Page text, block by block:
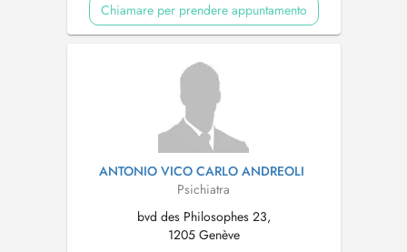
Chiamare per prendere appuntamento
ANTONIO VICO CARLO ANDREOLI
Psichiatra
bvd des Philosophes 23,
1205 Genève